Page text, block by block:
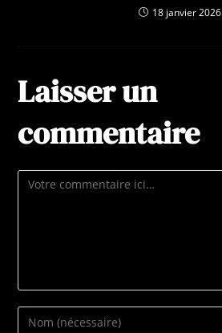
18 janvier 2026
Laisser un
commentaire